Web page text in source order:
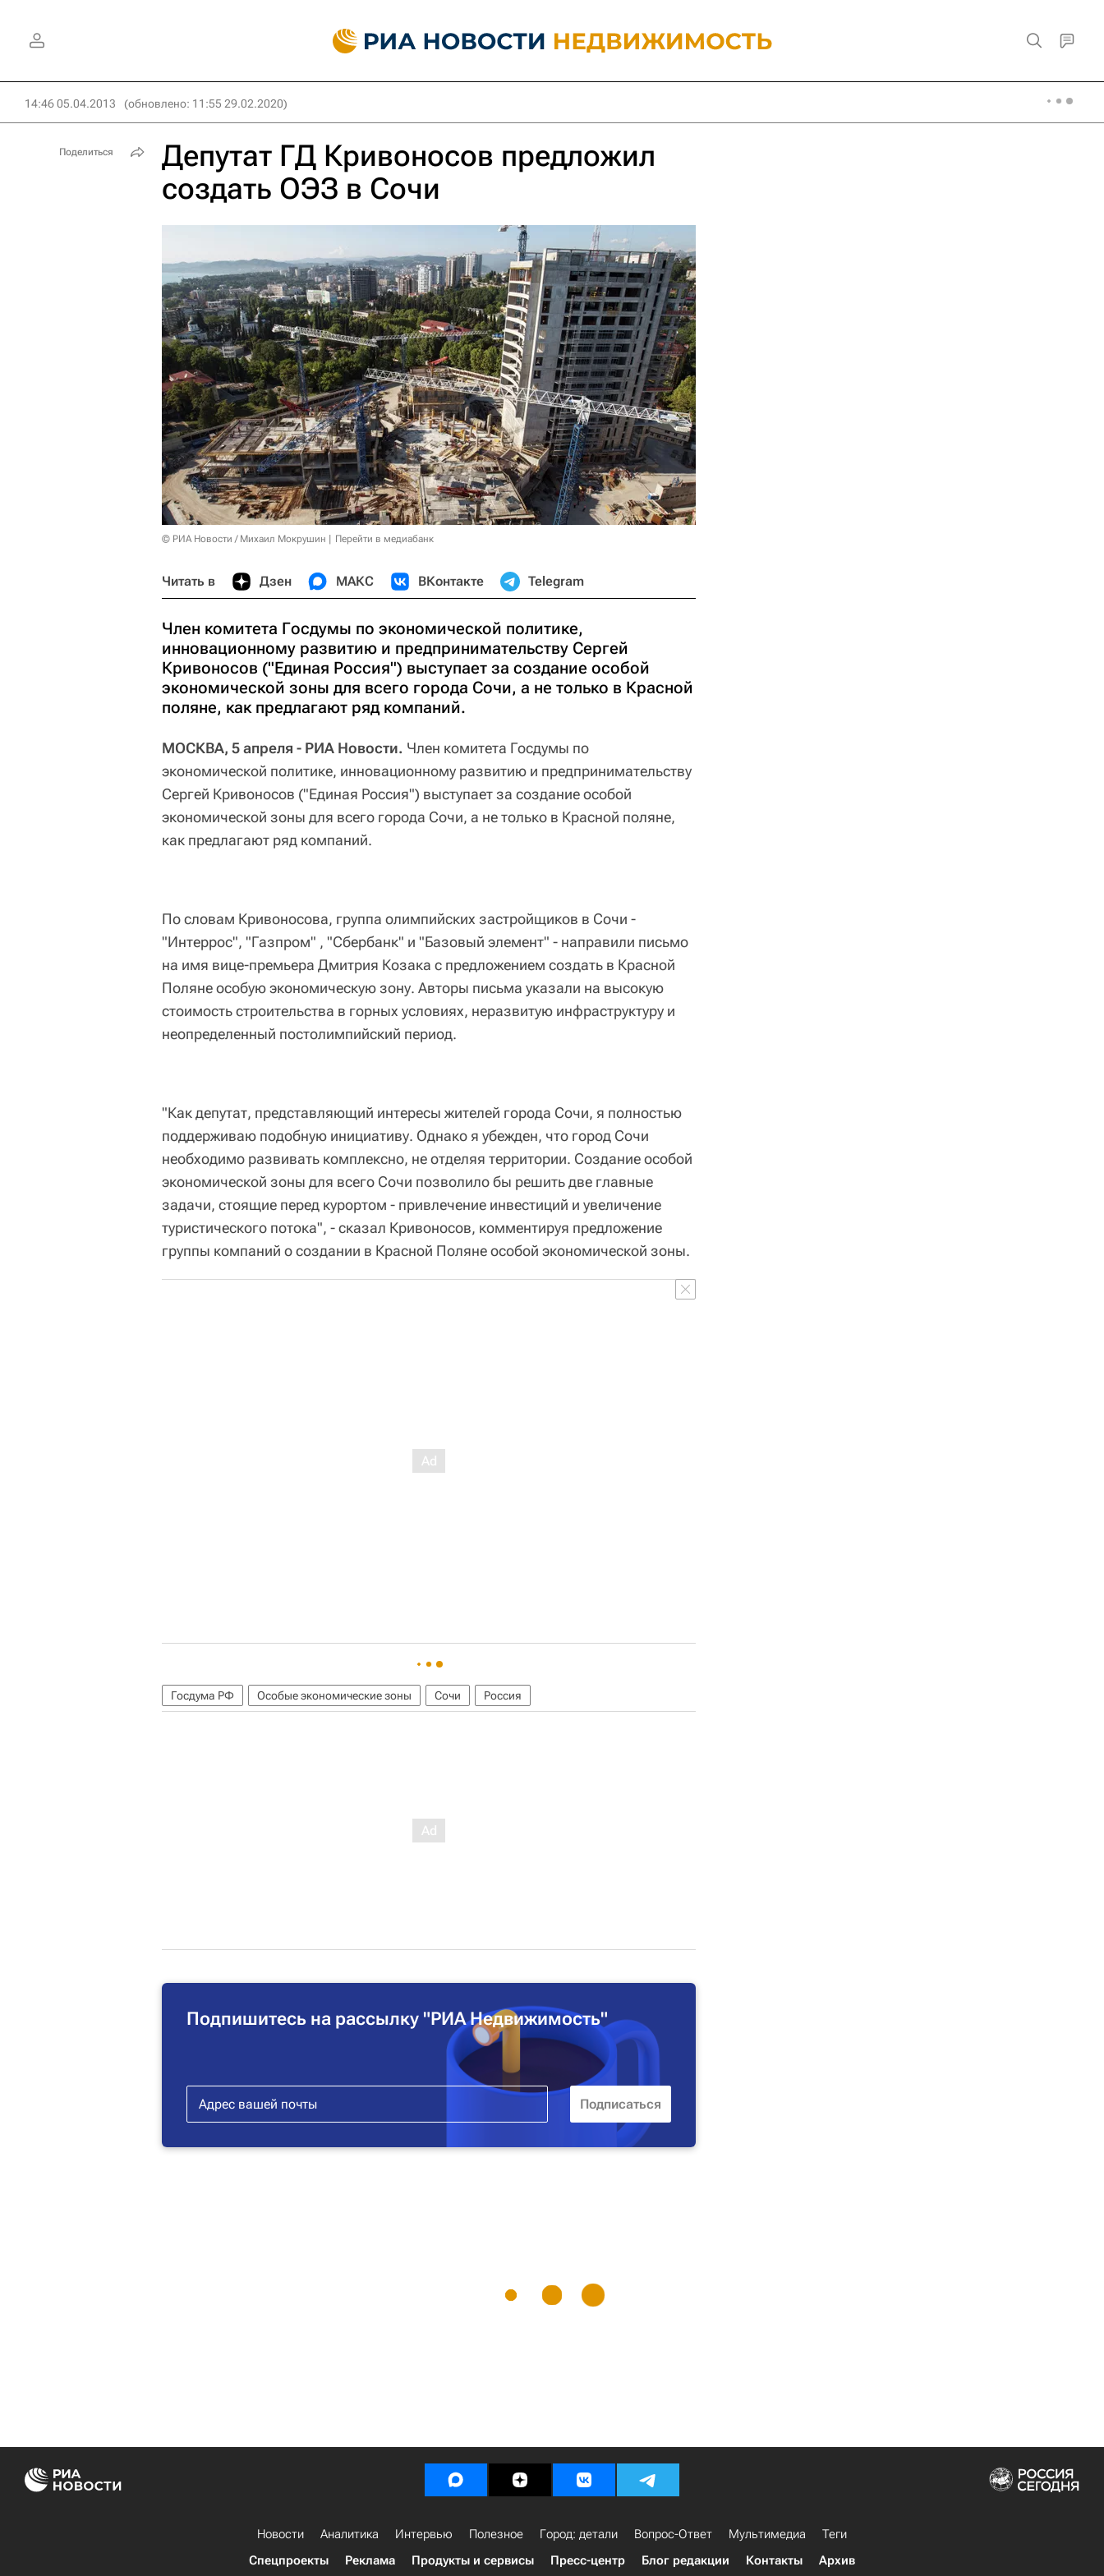
14:46 05.04.2013 (обновлено: 11:55 29.02.2020)
Депутат ГД Кривоносов предложил
создать ОЭЗ в Сочи
© РИА Новости / Михаил Мокрушин Перейти в медиабанк
Читать в Дзен МАКС ВКонтакте Telegram
Член комитета Госдумы по экономической политике,
инновационному развитию и предпринимательству Сергей
Кривоносов ("Единая Россия") выступает за создание особой
экономической зоны для всего города Сочи, а не только в Красной
поляне, как предлагают ряд компаний.
МОСКВА, 5 апреля - РИА Новости. Член комитета Госдумы по
экономической политике, инновационному развитию и предпринимательству
Сергей Кривоносов ("Единая Россия") выступает за создание особой
экономической зоны для всего города Сочи, а не только в Красной поляне,
как предлагают ряд компаний.
По словам Кривоносова, группа олимпийских застройщиков в Сочи -
"Интеррос", "Газпром" , "Сбербанк" и "Базовый элемент" - направили письмо
на имя вице-премьера Дмитрия Козака с предложением создать в Красной
Поляне особую экономическую зону. Авторы письма указали на высокую
стоимость строительства в горных условиях, неразвитую инфраструктуру и
неопределенный постолимпийский период.
"Как депутат, представляющий интересы жителей города Сочи, я полностью
поддерживаю подобную инициативу. Однако я убежден, что город Сочи
необходимо развивать комплексно, не отделяя территории. Создание особой
экономической зоны для всего Сочи позволило бы решить две главные
задачи, стоящие перед курортом - привлечение инвестиций и увеличение
туристического потока", - сказал Кривоносов, комментируя предложение
группы компаний о создании в Красной Поляне особой экономической зоны.
Госдума РФ Особые экономические зоны Сочи Россия
Подпишитесь на рассылку "РИА Недвижимость"
Поделиться
Новости Аналитика Интервью Полезное Город: детали Вопрос-Ответ Мультимедиа
Теги
Спецпроекты
Реклама Продукты и сервисы Пресс-центр Блог редакции Контакты Архив